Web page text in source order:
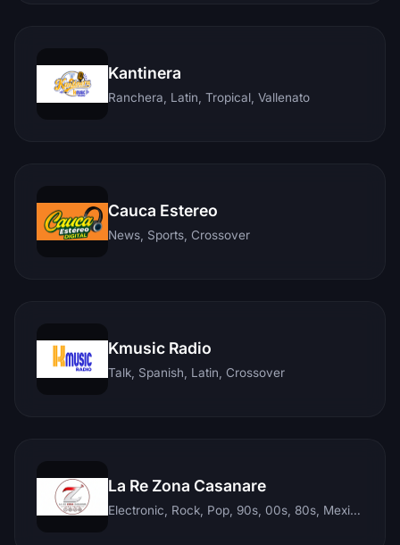
Kantinera
Ranchera, Latin, Tropical, Vallenato
Cauca Estereo
News, Sports, Crossover
Kmusic Radio
Talk, Spanish, Latin, Crossover
La Re Zona Casanare
Electronic, Rock, Pop, 90s, 00s, 80s, Mexican, Ranchera, Reggaeton, Instrumental, Salsa, Merengue, Tropical, Romantic, Vallenato, Llanera